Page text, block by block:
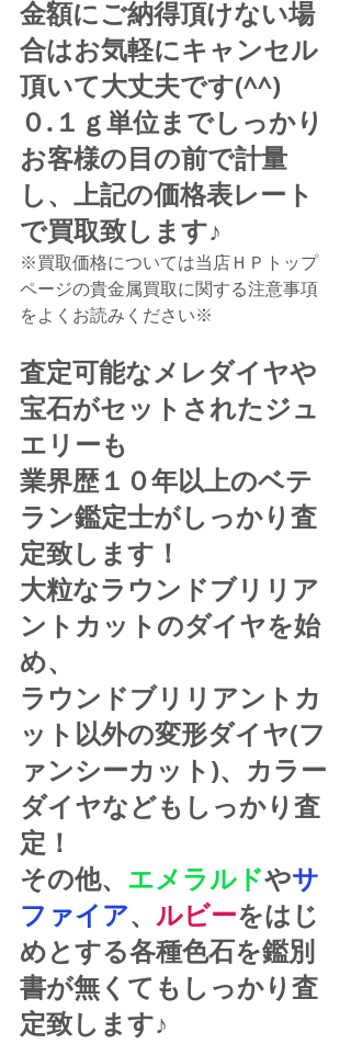
金額にご納得頂けない場
合はお気軽にキャンセル
頂いて大丈夫です(^^)
０.１ｇ単位までしっかり
お客様の目の前で計量
し、上記の価格表レート
で買取致します♪
※買取価格については当店ＨＰトップ
ページの貴金属買取に関する注意事項
をよくお読みください※
査定可能なメレダイヤや
宝石がセットされたジュ
エリーも
業界歴１０年以上のベテ
ラン鑑定士がしっかり査
定致します！
大粒なラウンドブリリア
ントカットのダイヤを始
め、
ラウンドブリリアントカ
ット以外の変形ダイヤ(フ
ァンシーカット)、カラー
ダイヤなどもしっかり査
定！
その他、 エメラルドやサ
ファイア、 ルビーをはじ
めとする各種色石を鑑別
書が無くてもしっかり査
定致します♪